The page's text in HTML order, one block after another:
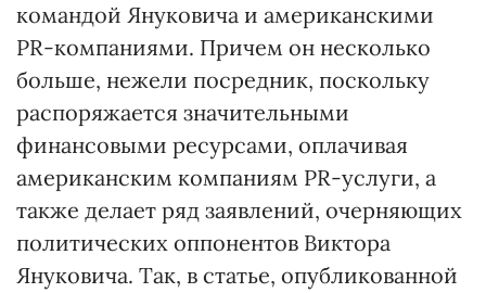
командой Януковича и американскими
PR-компаниями. Причем он несколько
больше, нежели посредник, поскольку
распоряжается значительными
финансовыми ресурсами, оплачивая
американским компаниям PR-услуги, а
также делает ряд заявлений, очерняющих
политических оппонентов Виктора
Януковича. Так, в статье, опубликованной